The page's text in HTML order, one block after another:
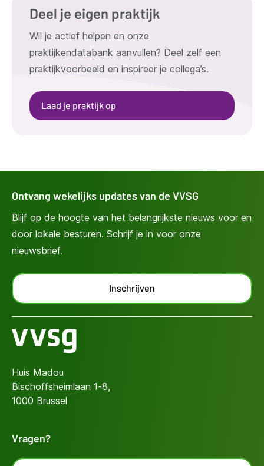
Deel je eigen praktijk
Wil je actief helpen en onze
praktijkendatabank aanvullen? Deel zelf een
praktijkvoorbeeld en inspireer je collega’s.
Laad je praktijk op
Ontvang wekelijks updates van de VVSG
Blijf op de hoogte van het belangrijkste nieuws voor en
door lokale besturen. Schrijf je in voor onze
nieuwsbrief.
Inschrijven
Huis Madou
Bischoffsheimlaan 1-8,
1000 Brussel
Vragen?